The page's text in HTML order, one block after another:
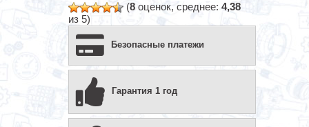
(8 оценок, среднее: 4,38
из 5)
Безопасные платежи
Гарантия 1 год